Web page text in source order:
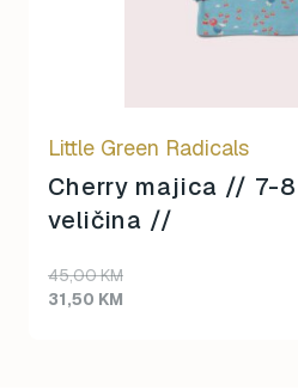
Little Green Radicals
Cherry majica // 7-
veličina //
45,00KM
Original
price
31,50 KM
Current
price